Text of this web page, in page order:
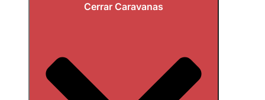
Cerrar Caravanas